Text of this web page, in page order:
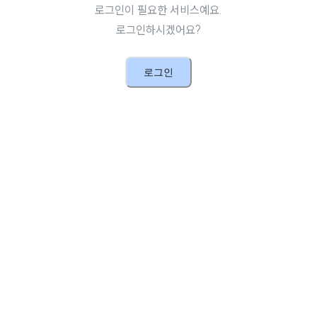
로그인이 필요한 서비스예요.
로그인하시겠어요?
로그인